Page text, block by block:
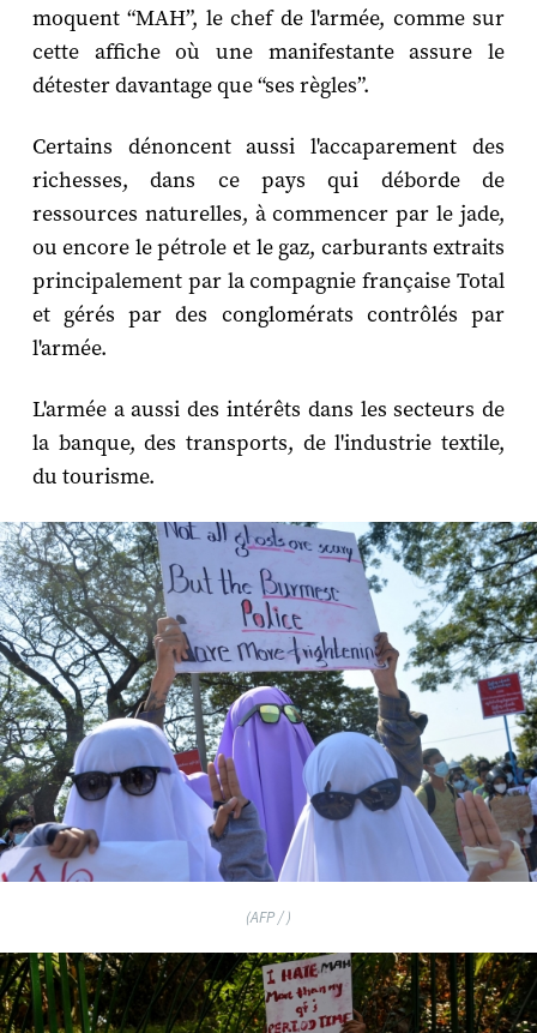
moquent “MAH”, le chef de l'armée, comme sur
cette affiche où une manifestante assure le
détester davantage que “ses règles”.
Certains dénoncent aussi l'accaparement des
richesses, dans ce pays qui déborde de
ressources naturelles, à commencer par le jade,
ou encore le pétrole et le gaz, carburants extraits
principalement par la compagnie française Total
et gérés par des conglomérats contrôlés par
l'armée.
L'armée a aussi des intérêts dans les secteurs de
la banque, des transports, de l'industrie textile,
du tourisme.
(AFP / )